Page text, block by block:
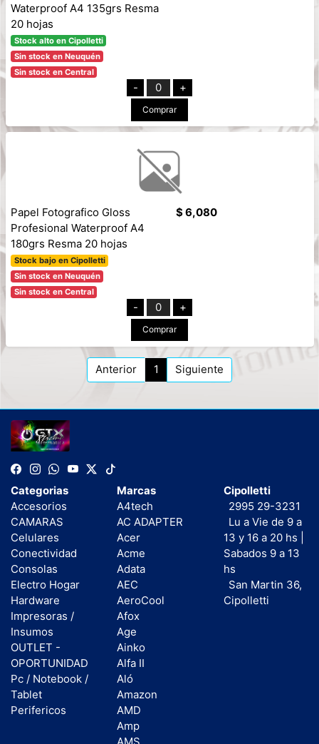
Waterproof A4 135grs Resma
20 hojas
Stock alto en Cipolletti
Sin stock en Neuquén
Sin stock en Central
- 0 +
Comprar
Papel Fotografico Gloss
Profesional Waterproof A4
180grs Resma 20 hojas
Stock bajo en Cipolletti
Sin stock en Neuquén
Sin stock en Central
$ 6,080
- 0 +
Comprar
Anterior 1 Siguiente
Categorias
Accesorios
CAMARAS
Celulares
Conectividad
Consolas
Electro Hogar
Hardware
Impresoras /
Insumos
OUTLET -
OPORTUNIDAD
Pc / Notebook /
Tablet
Perifericos
Marcas
A4tech
AC ADAPTER
Acer
Acme
Adata
AEC
AeroCool
Afox
Age
Ainko
Alfa II
Aló
Amazon
AMD
Amp
Cipolletti
2995 29-3231
Lu a Vie de 9 a
13 y 16 a 20 hs |
Sabados 9 a 13
hs
San Martin 36,
Cipolletti